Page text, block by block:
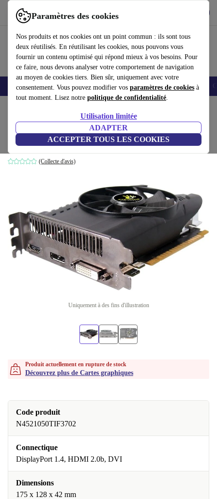
Paramètres des cookies
Nos produits et nos cookies ont un point commun : ils sont tous
deux réutilisés. En réutilisant les cookies, nous pouvons vous
fournir un contenu optimisé qui répond mieux à vos besoins. Pour
ce faire, nous devons analyser votre comportement de navigation
au moyen de cookies tiers. Bien sûr, uniquement avec votre
consentement. Vous pouvez modifier vos paramètres de cookies à
tout moment. Lisez notre politique de confidentialité.
Utilisation limitée
ADAPTER
ACCEPTER TOUS LES COOKIES
Utilisez refurbed rapidement et facilement
Smartphones Laptops Tablettes Montres connectées Accessoires
Manli GeForce GTX 1050 Ti
4 GB GDDR5
(Collecte d'avis)
Uniquement à des fins d'illustration
Produit actuellement en rupture de stock
Découvrez plus de Cartes graphiques
Code produit
N4521050TIF3702
Connectique
DisplayPort 1.4, HDMI 2.0b, DVI
Dimensions
175 x 128 x 42 mm